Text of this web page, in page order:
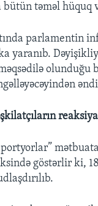
təməl hüquq
parlamentin
yaranıb.
göstərlir ki,